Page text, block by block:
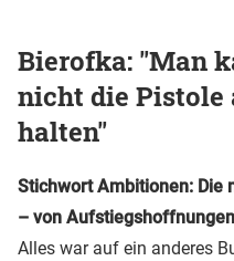
Bierofka: "Man
nicht die Pistole
halten"
Stichwort Ambitionen: Die
– von
Alles war auf ein anderes